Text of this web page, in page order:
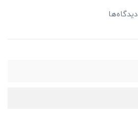
دیدگاه‌ها